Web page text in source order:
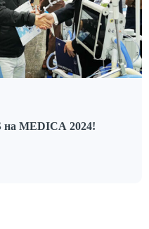
на MEDICA 2024!